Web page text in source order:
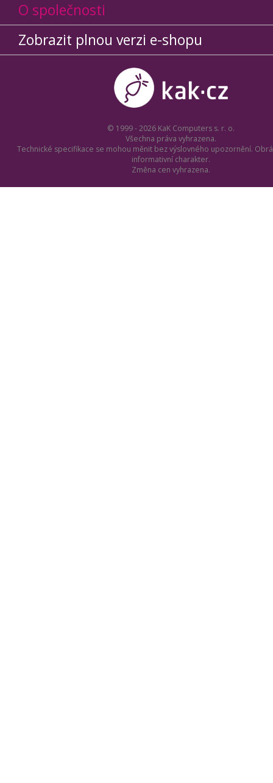
O společnosti
Zobrazit plnou verzi e-shopu
© 1999 - 2026 KaK Computers s. r. o.
Všechna práva vyhrazena.
Technické specifikace se mohou měnit bez výslovného upozornění.
informativní charakter.
Změna cen vyhrazena.